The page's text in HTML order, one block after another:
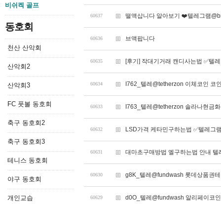
비쉬켁 골프
동호회
천산 산악회
산악회2
산악회3
FC 풋볼 동호회
축구 동호회2
축구 동호회3
테니스 동호회
야구 동호회
개인교습
60637 떨액삽니다 알아보기 ❤️텔레그램
60636 브액팝니다
60635 [후기] 작대기거래 캔디사는법 ✅텔
60634 I762_텔레@tetherzon 이체코인 코
60633 I763_텔레@tetherzon 솔라나현금
60632 LSD가격 케타민구하는법 ✅텔레그
60631 대마초구매방법 엘구하는법 안내
60630 g8K_텔레@fundwash 롯데상품권
60629 d0O_텔레@fundwash 알리페이코